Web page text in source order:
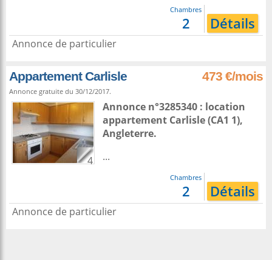
Chambres
2 Détails
Annonce de particulier
Appartement Carlisle 473 €/mois
Annonce gratuite du 30/12/2017.
4
Annonce n°3285340 : location
appartement Carlisle(CA1 1),
Angleterre.
...
Chambres
2 Détails
Annonce de particulier